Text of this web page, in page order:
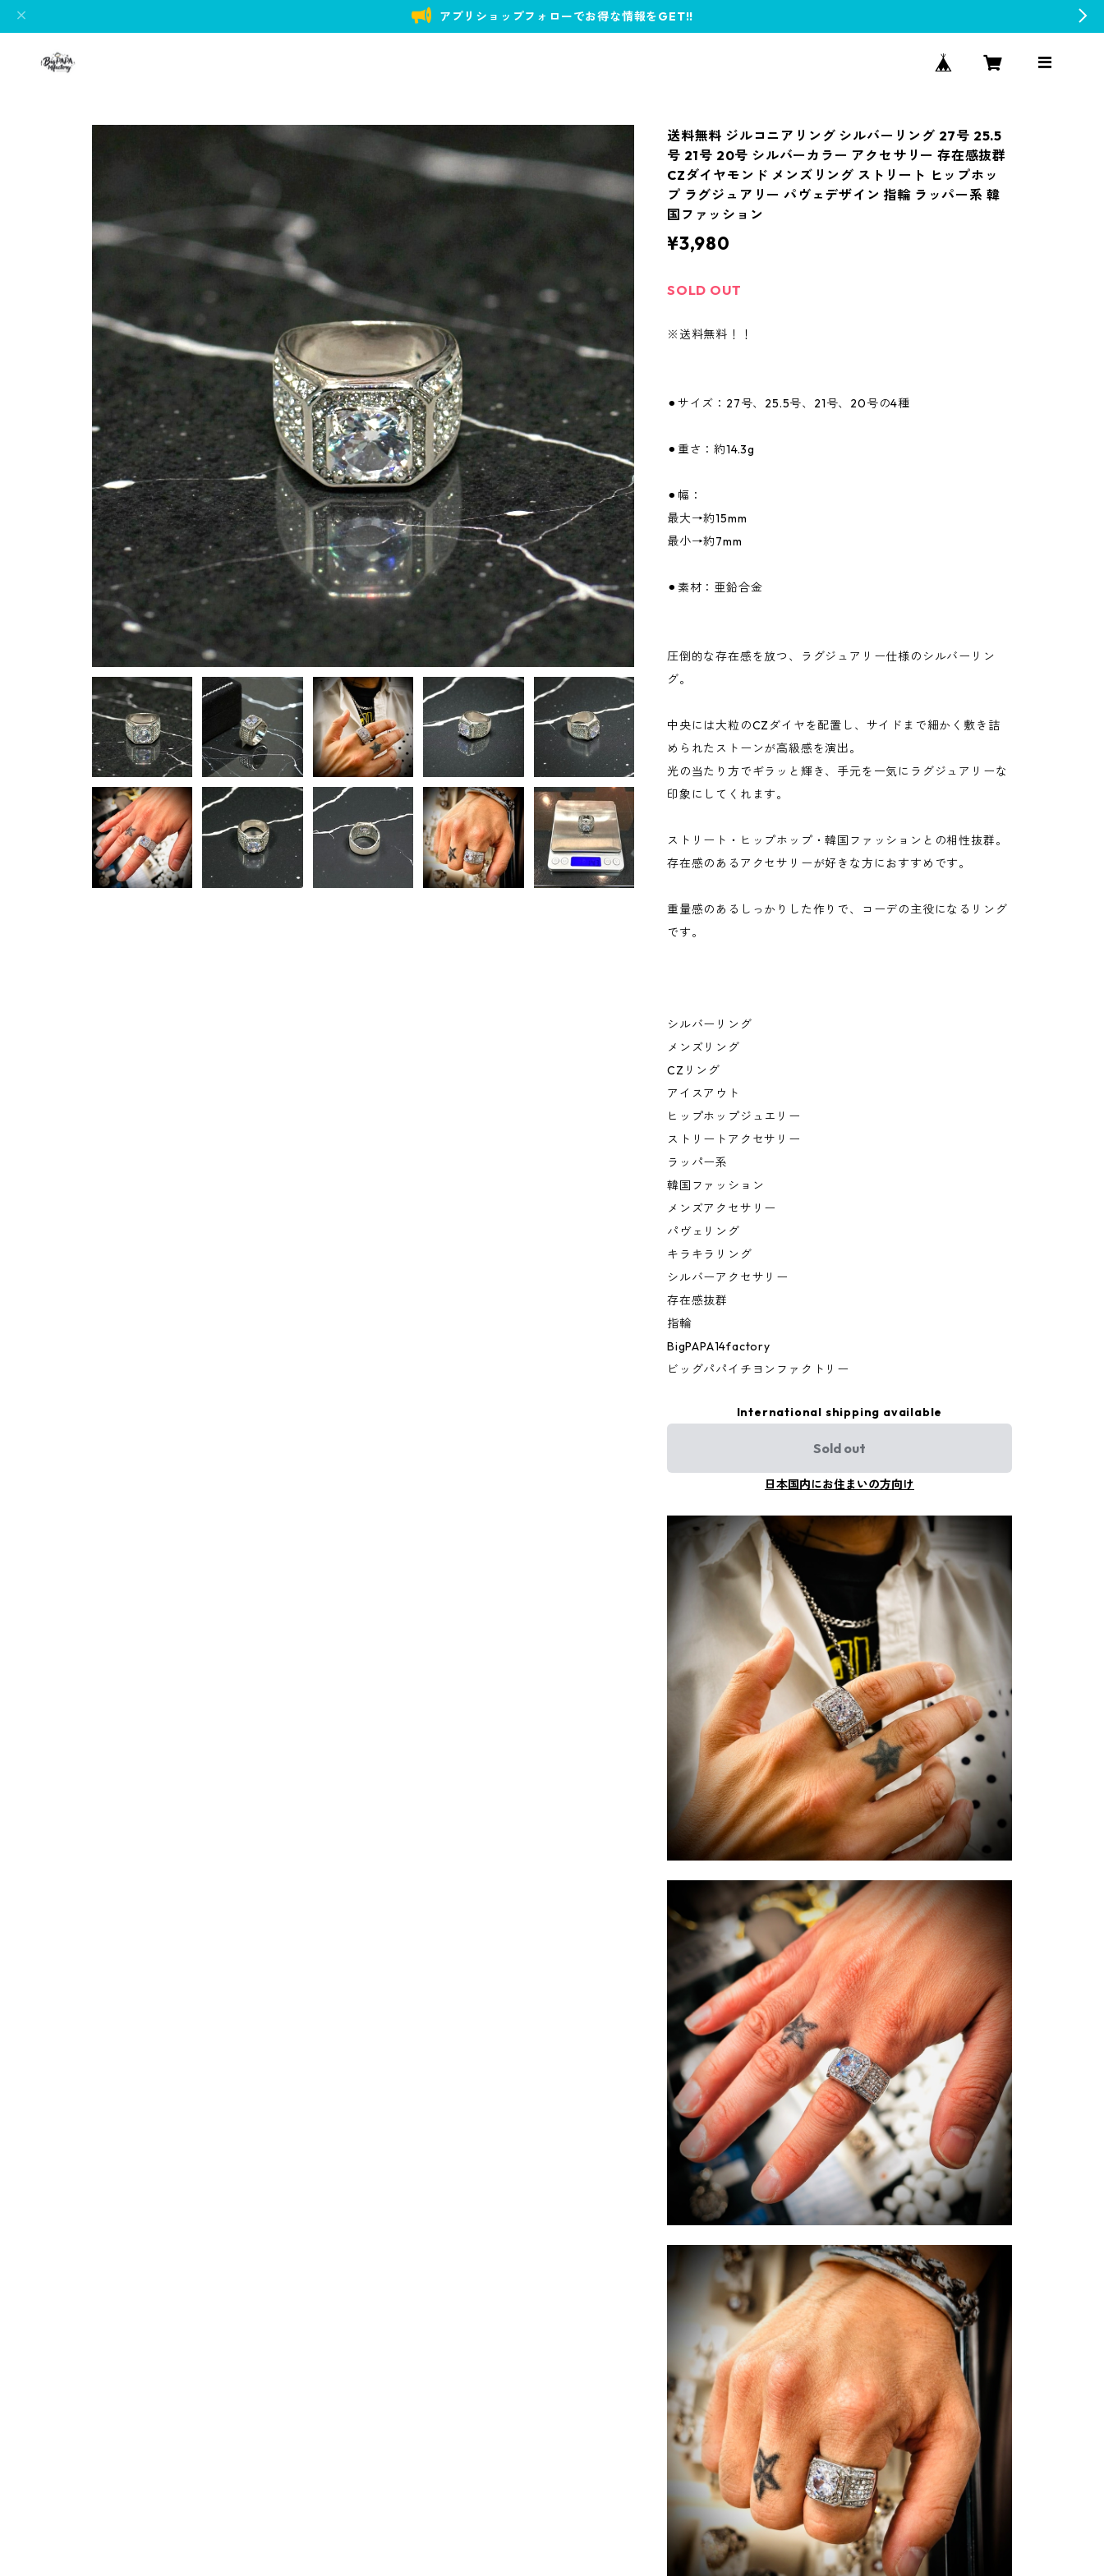
アプリショップフォローでお得な情報をGET!!
送料無料 ジルコニアリング シルバーリング 27号 25.5
号 21号 20号 シルバーカラー アクセサリー 存在感抜群
CZダイヤモンド メンズリング ストリート ヒップホッ
プ ラグジュアリー パヴェデザイン 指輪 ラッパー系 韓
国ファッション
¥3,980
SOLD OUT
※送料無料！！
⚫︎サイズ：27号、25.5号、21号、20号の4種
⚫︎重さ：約14.3g
⚫︎幅：
最大→約15mm
最小→約7mm
⚫︎素材：亜鉛合金
圧倒的な存在感を放つ、ラグジュアリー仕様のシルバーリン
グ。
中央には大粒のCZダイヤを配置し、サイドまで細かく敷き詰
められたストーンが高級感を演出。
光の当たり方でギラッと輝き、手元を一気にラグジュアリーな
印象にしてくれます。
ストリート・ヒップホップ・韓国ファッションとの相性抜群。
存在感のあるアクセサリーが好きな方におすすめです。
重量感のあるしっかりした作りで、コーデの主役になるリング
です。
シルバーリング
メンズリング
CZリング
アイスアウト
ヒップホップジュエリー
ストリートアクセサリー
ラッパー系
韓国ファッション
メンズアクセサリー
パヴェリング
キラキラリング
シルバーアクセサリー
存在感抜群
指輪
BigPAPA14factory
ビッグパパイチヨンファクトリー
International shipping available
Sold out
日本国内にお住まいの方向け